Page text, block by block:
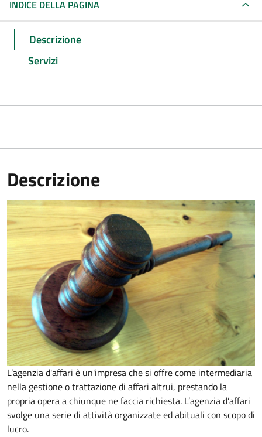
INDICE DELLA PAGINA
Descrizione
Servizi
Descrizione
L’agenzia d'affari è un'impresa che si offre come intermediaria
nella gestione o trattazione di affari altrui, prestando la
propria opera a chiunque ne faccia richiesta. L’agenzia d’affari
svolge una serie di attività organizzate ed abituali con scopo di
lucro.